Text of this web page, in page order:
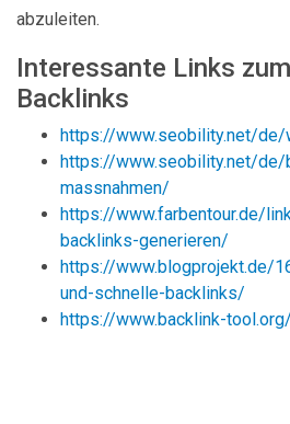
abzuleiten.
Interessante Links
Backlinks
https://www.seobility.net/
https://www.seobility.net/
massnahmen/
https://www.farbentour.de/
backlinks-generieren/
https://www.blogprojekt.de/
und-schnelle-backlinks/
https://www.backlink-